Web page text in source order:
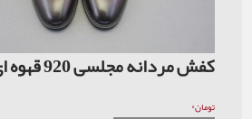
کفش مردانه مجلسی 920 قهوه ای
تومان۰